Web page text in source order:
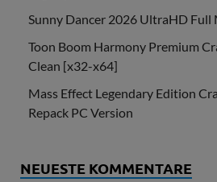
Sunny Dancer 2026 UltraHD Full
Toon Boom Harmony Premium
Clean [x32-x64]
Mass Effect Legendary Edition
Repack PC Version
NEUESTE KOMMENTARE